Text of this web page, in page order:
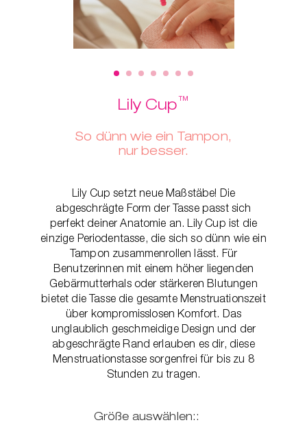
Lily Cup™
So dünn wie ein Tampon,
nur besser.
Lily Cup setzt neue Maßstäbe! Die
abgeschrägte Form der Tasse passt sich
perfekt deiner Anatomie an. Lily Cup ist die
einzige Periodentasse, die sich so dünn wie ein
Tampon zusammenrollen lässt. Für
Benutzerinnen mit einem höher liegenden
Gebärmutterhals oder stärkeren Blutungen
bietet die Tasse die gesamte Menstruationszeit
über kompromisslosen Komfort. Das
unglaublich geschmeidige Design und der
abgeschrägte Rand erlauben es dir, diese
Menstruationstasse sorgenfrei für bis zu 8
Stunden zu tragen.
Größe auswählen::